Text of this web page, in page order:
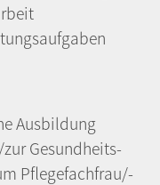
Ausbildung
Gesundheits-
Pflegefachfrau/-